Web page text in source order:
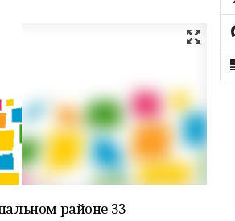
районе 33